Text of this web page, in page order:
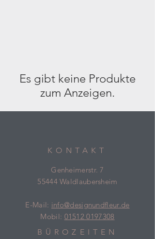
Es gibt keine Produkte
zum Anzeigen.
KONTAKT
Genheimerstr. 7
55444 Waldlaubersheim
E-Mail: info@designundfleur.de
Mobil: 01512 0197308
BÜROZEITEN